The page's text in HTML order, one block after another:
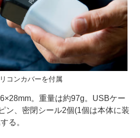
コンカバーを付属
。重量は約97g。USBケー
ン、密閉シール2個(1個は本体に装
る。